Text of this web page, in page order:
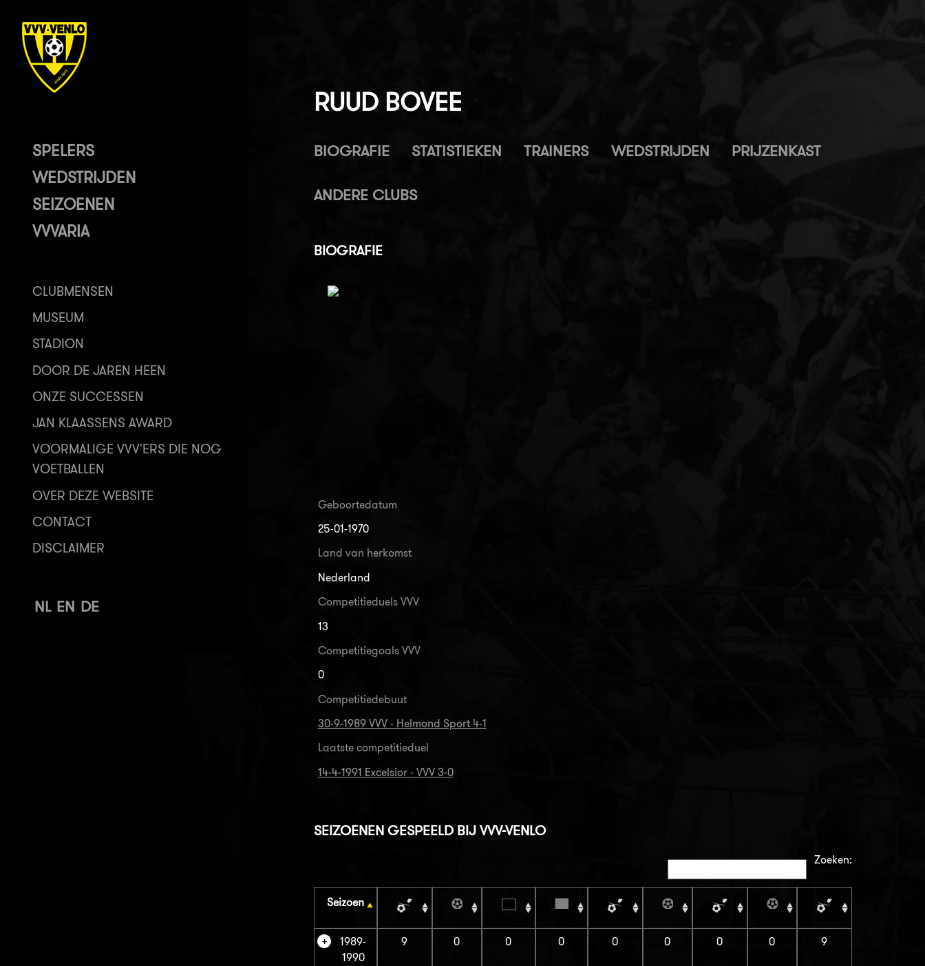
SPELERS
WEDSTRIJDEN
SEIZOENEN
VVVARIA
CLUBMENSEN
MUSEUM
STADION
DOOR DE JAREN HEEN
ONZE SUCCESSEN
JAN KLAASSENS AWARD
VOORMALIGE VVV'ERS DIE NOG
VOETBALLEN
OVER DEZE WEBSITE
CONTACT
DISCLAIMER
NL EN DE
RUUD BOVEE
BIOGRAFIE STATISTIEKEN TRAINERS WEDSTRIJDEN PRIJZENKAST
ANDERE CLUBS
BIOGRAFIE
Geboortedatum
25-01-1970
Land van herkomst
Nederland
Competitieduels VVV
13
Competitiegoals VVV
0
Competitiedebuut
30-9-1989 VVV - Helmond Sport 4-1
Laatste competitieduel
14-4-1991 Excelsior - VVV 3-0
SEIZOENEN GESPEELD BIJ VVV-VENLO
Zoeken:
Seizoen
1989-
1990
9 0 0 0 0 0 0 0 9